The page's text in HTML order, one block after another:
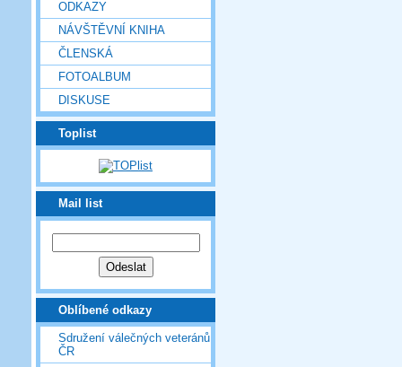
ODKAZY
NÁVŠTĚVNÍ KNIHA
ČLENSKÁ
FOTOALBUM
DISKUSE
Toplist
Mail list
Oblíbené odkazy
Sdružení válečných veteránů
ČR